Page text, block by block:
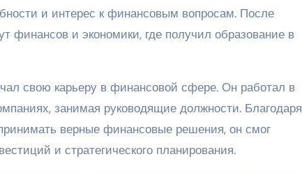
и интерес к финансовым вопросам. После
финансов и экономики, где получил образование в
свою карьеру в финансовой сфере. Он работал в
занимая руководящие должности. Благодаря
верные финансовые решения, он смог
и стратегического планирования.